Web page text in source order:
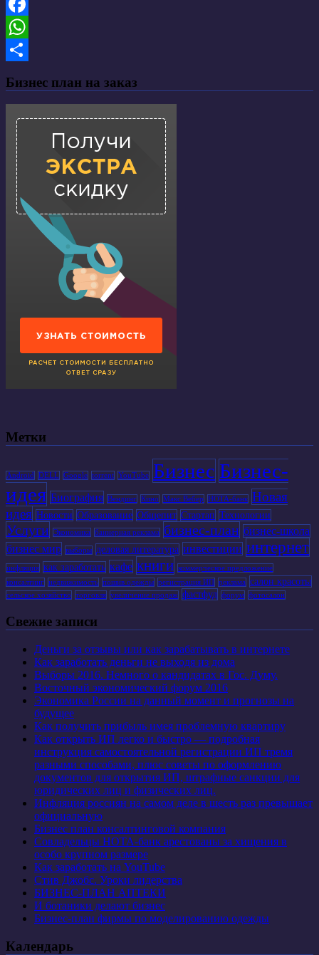
VK
Facebook
WhatsApp
Бизнес план на заказ
Метки
Android DELL Google torrent YouTube Бизнес Бизнес-
идея Биография Вендинг Кино Макс Вебер НОТА-банк Новая
идея Новости Образование Общепит Стартап Технологии
Услуги Экономика баннерная реклама бизнес-план бизнес-школа
бизнес мир выборы деловая литература инвестиции интернет
инфляция как заработать кафе книги коммерческое предложение
консалтинг недвижимость пошив одежды регистрация ИП реклама салон красоты
сельское хозяйство торговля увеличение продаж фастфуд форум фотосалон
Свежие записи
Деньги за отзывы или как зарабатывать в интернете
Как заработать деньги не выходя из дома
Выборы 2016. Немного о кандидатах в Гос. Думу.
Восточный экономический форум 2016
Экономика России на данный момент и прогнозы на
будущее
Как получить прибыль имея проблемную квартиру
Как открыть ИП легко и быстро — подробная
инструкция самостоятельной регистрации ИП тремя
разными способами, плюс советы по оформлению
документов для открытия ИП, штрафные санкции для
юридических лиц и физических лиц.
Инфляция россиян на самом деле в шесть раз превышает
официальную
Бизнес план консалтинговой компания
Совладельцы НОТА-банк арестованы за хищения в
особо крупном размере
Как заработать на YouTube
Стив Джобс. Уроки лидерства
БИЗНЕС-ПЛАН АПТЕКИ
И ботаники делают бизнес
Бизнес-план фирмы по моделированию одежды
Календарь